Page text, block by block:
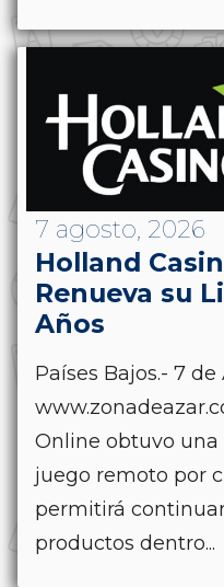
7 agosto, 2026
Holland
Renueva su
Años
Países Bajos.- 7 de
Online obtuvo
juego remoto por
permitirá
productos dentro...